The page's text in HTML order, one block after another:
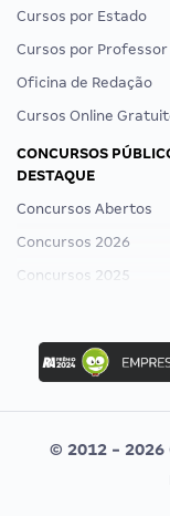
Cursos por Estado
Cursos por Professor
Oficina de Redação
Cursos Online
CONCURSOS
DESTAQUE
Concursos Abertos
Concursos 2026
Concursos 2025
Concurso Nacional
Concurso Ibama
Concurso MPU
Editais publicados
CONCURSOS POR
© 2012 - 2026